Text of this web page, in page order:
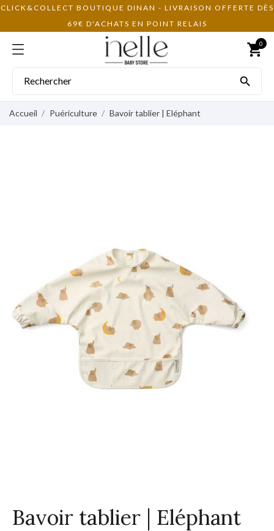
CLICK&COLLECT BOUTIQUE DINAN - LIVRAISON OFFERTE DÈS
69€ D'ACHATS EN POINT RELAIS
shopping_cart
0

Accueil Puériculture Bavoir tablier | Eléphant
Bavoir tablier | Eléphant